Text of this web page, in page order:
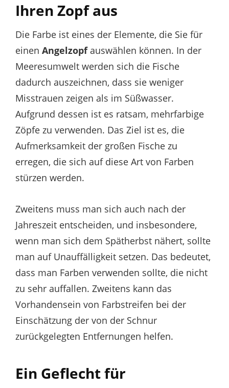
Ihren Zopf aus
Die Farbe ist eines der Elemente, die Sie für
einen Angelzopfauswählen können. In der
Meeresumwelt werden sich die Fische
dadurch auszeichnen, dass sie weniger
Misstrauen zeigen als im Süßwasser.
Aufgrund dessen ist es ratsam, mehrfarbige
Zöpfe zu verwenden. Das Ziel ist es, die
Aufmerksamkeit der großen Fische zu
erregen, die sich auf diese Art von Farben
stürzen werden.
Zweitens muss man sich auch nach der
Jahreszeit entscheiden, und insbesondere,
wenn man sich dem Spätherbst nähert, sollte
man auf Unauffälligkeit setzen. Das bedeutet,
dass man Farben verwenden sollte, die nicht
zu sehr auffallen. Zweitens kann das
Vorhandensein von Farbstreifen bei der
Einschätzung der von der Schnur
zurückgelegten Entfernungen helfen.
Ein Geflecht für